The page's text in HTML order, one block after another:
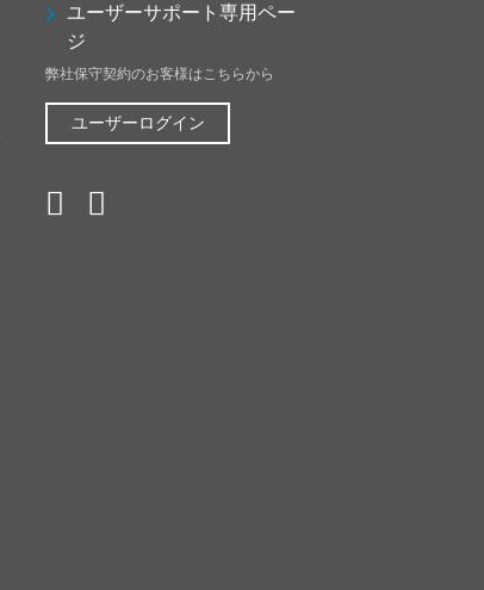
ユーザーサポート専用ペー
ジ
弊社保守契約のお客様はこちらから
ユーザーログイン